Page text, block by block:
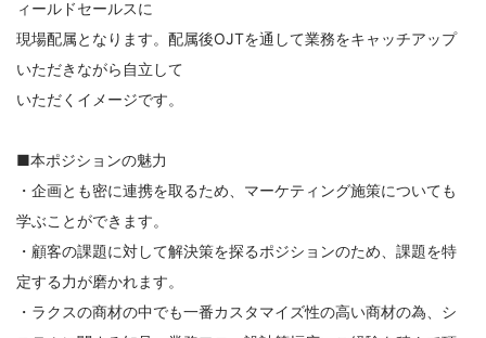
ィールドセールスに
現場配属となります。配属後OJTを通して業務をキャッチアップ
いただきながら自立して
いただくイメージです。
■本ポジションの魅力
・企画とも密に連携を取るため、マーケティング施策についても
学ぶことができます。
・顧客の課題に対して解決策を探るポジションのため、課題を特
定する力が磨かれます。
・ラクスの商材の中でも一番カスタマイズ性の高い商材の為、シ